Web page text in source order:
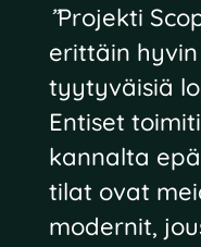
”Projekti
erittäin
tyytyväisiä
Entiset
kannalta
tilat ovat
modernit,